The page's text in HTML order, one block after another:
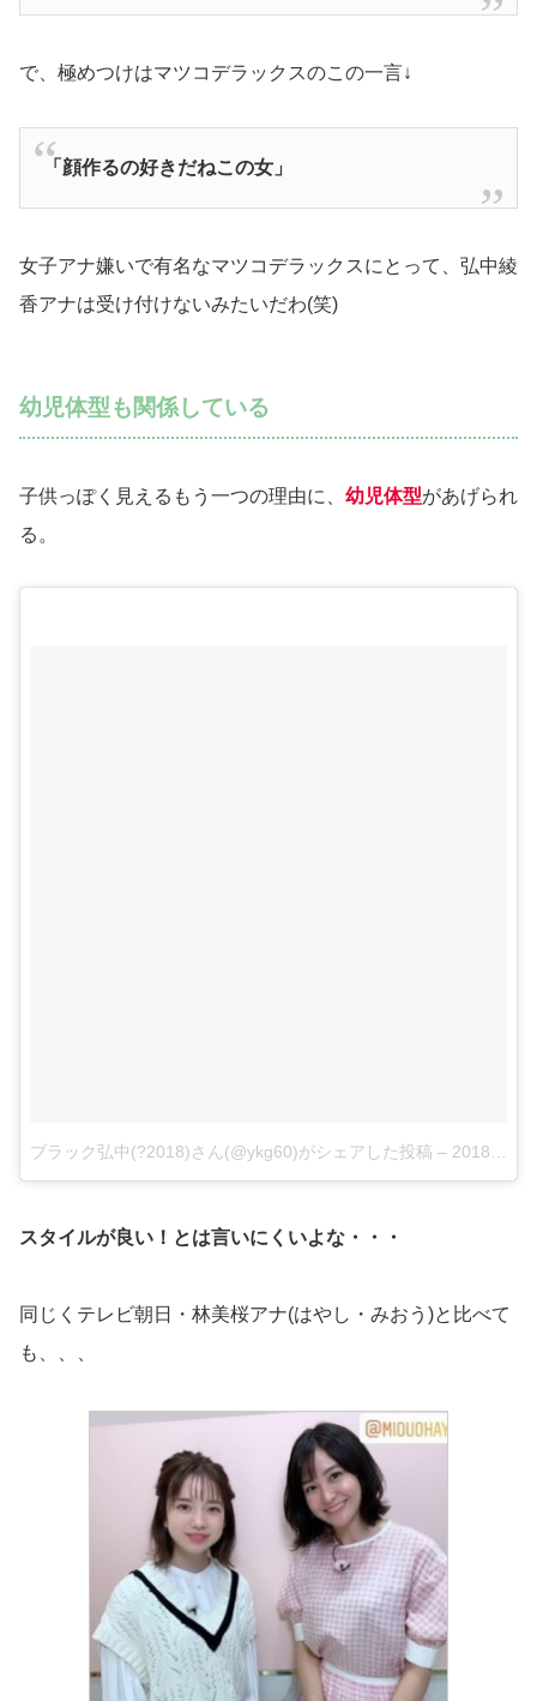
で、極めつけはマツコデラックスのこの一言↓
「顔作るの好きだねこの女」
女子アナ嫌いで有名なマツコデラックスにとって、弘中綾
香アナは受け付けないみたいだわ(笑)
幼児体型も関係している
子供っぽく見えるもう一つの理由に、 幼児体型があげられ
る。
ブラック弘中(?2018)さん(@ykg60)がシェアした投稿 – 2018年 3月月10日午前7時38分PST
スタイルが良い！とは言いにくいよな・・・
同じくテレビ朝日・林美桜アナ(はやし・みおう)と比べて
も、、、